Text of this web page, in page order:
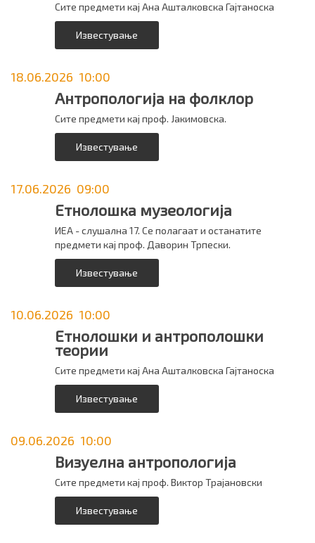
Сите предмети кај Ана Ашталковска Гајтаноска
Известување
18.06.2026 10:00
Антропологија на фолклор
Сите предмети кај проф. Јакимовска.
Известување
17.06.2026 09:00
Етнолошка музеологија
ИЕА - слушална 17. Се полагаат и останатите
предмети кај проф. Даворин Трпески.
Известување
10.06.2026 10:00
Етнолошки и антрополошки
теории
Сите предмети кај Ана Ашталковска Гајтаноска
Известување
09.06.2026 10:00
Визуелна антропологија
Сите предмети кај проф. Виктор Трајановски
Известување